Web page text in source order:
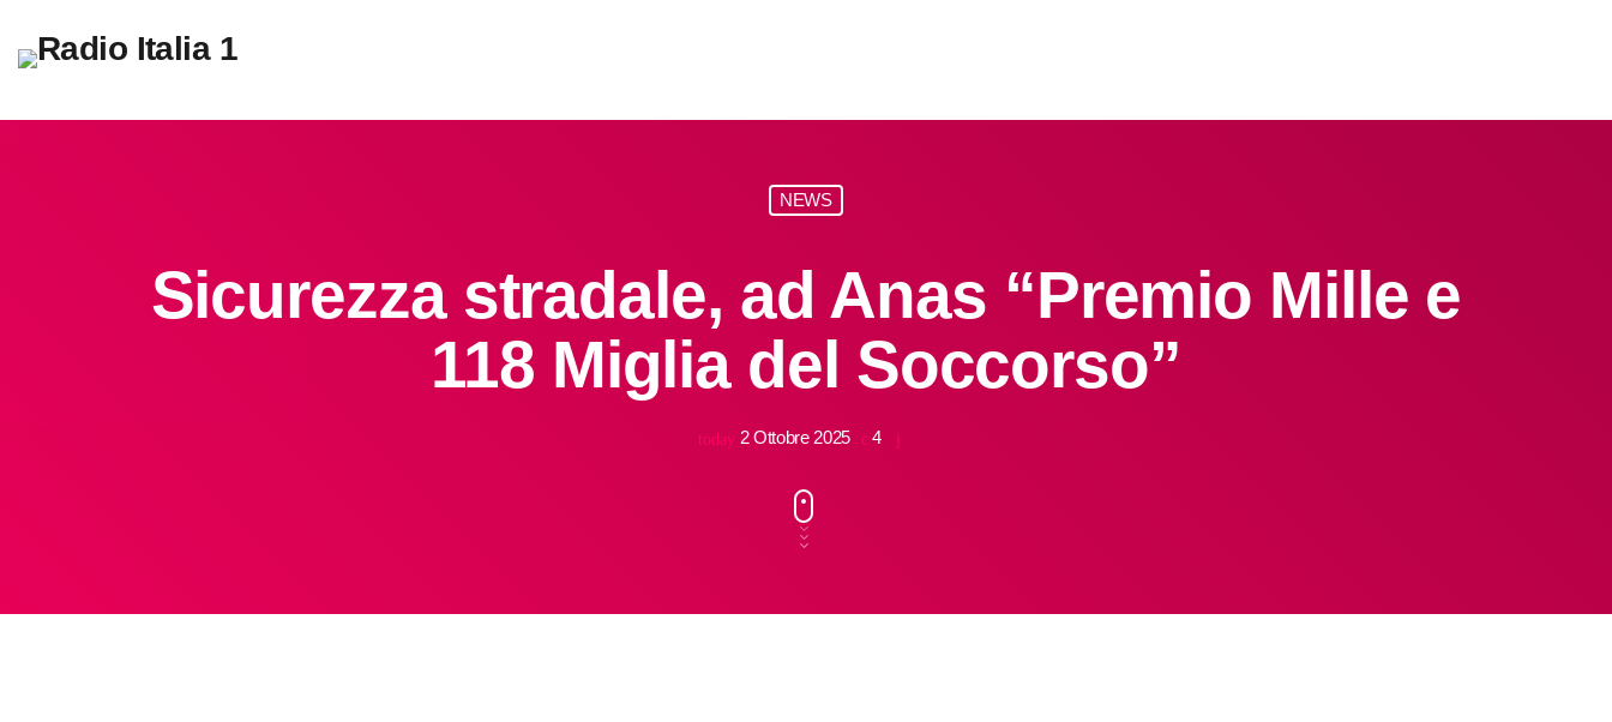
NEWS
Sicurezza stradale, ad Anas “Premio Mille e
118 Miglia del Soccorso”
today 2 Ottobre 2025 4